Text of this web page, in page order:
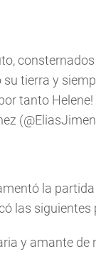
tierra y
tanto
la
las
y amante